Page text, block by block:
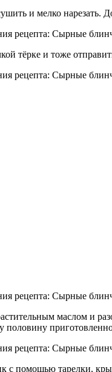
и мелко нарезать.
тёрке и тоже
маслом и
половину
с помощью тарелки,